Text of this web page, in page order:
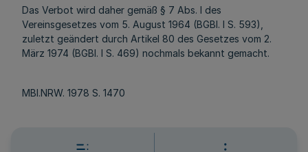
Das Verbot wird daher gemäß § 7 Abs. l des
Vereinsgesetzes vom 5. August 1964 (BGBl. I S. 593),
zuletzt geändert durch Artikel 80 des Gesetzes vom 2.
März 1974 (BGBl. I S. 469) nochmals bekannt gemacht.
MBl.NRW. 1978 S. 1470